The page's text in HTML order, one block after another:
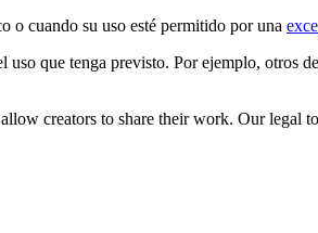
o cuando su uso esté permitido por una
que tenga previsto. Por ejemplo, otros
creators to share their work. Our legal